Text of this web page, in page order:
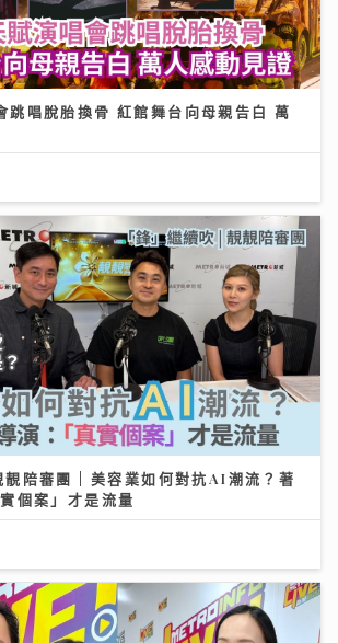
跳唱脫胎換骨 紅館舞台向母親告白 萬
靚陪審團 | 美容業如何對抗AI潮流？著
個案」才是流量